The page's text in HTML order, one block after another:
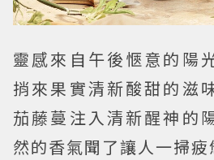
靈感來自午後愜意的陽
捎來果實清新酸甜的滋
茄藤蔓注入清新醒神的
然的香氣聞了讓人一掃疲